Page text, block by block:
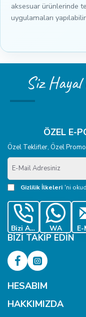
aksesuar ürünlerinde
uygulamaları
Siz
ÖZEL E-
Özel Teklifler, Özel
E-
Mail
Adresiniz
Gizlilik İlkeleri 'ni
Bizi Ara WA
BIZI TAKIP EDIN
HESABIM
HAKKIMIZDA